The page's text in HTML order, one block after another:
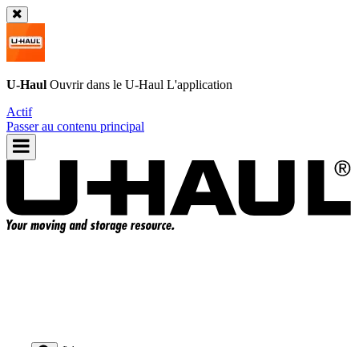
U-Haul Ouvrir dans le U-Haul L'application
Actif
Passer au contenu principal